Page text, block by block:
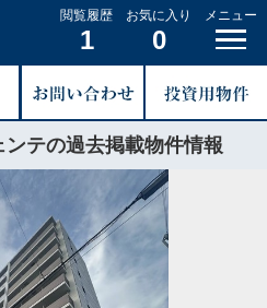
閲覧履歴
1
お気に入り
0
メニュー
テの過去掲載物件情報